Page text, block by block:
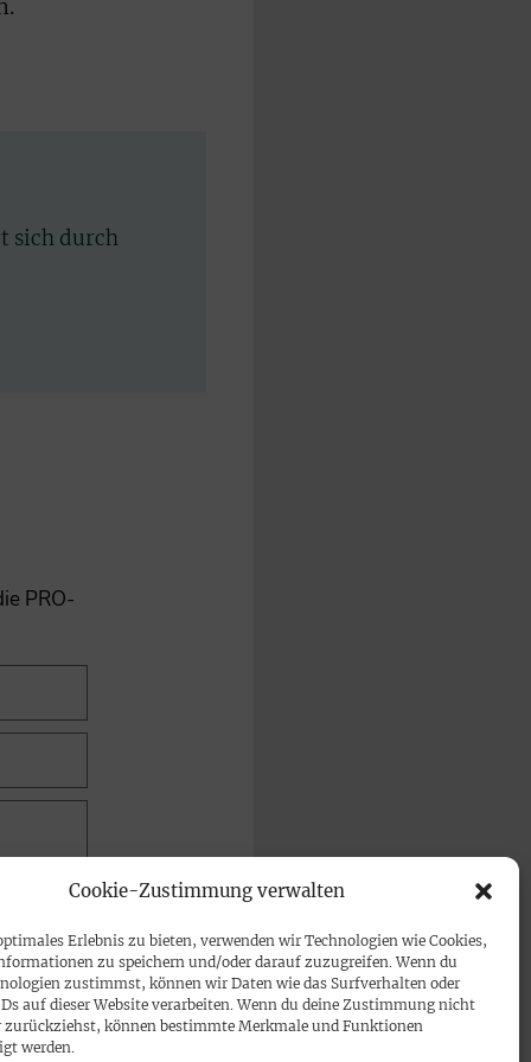
Cookie-Zustimmung verwalten
Erlebnis zu bieten, verwenden wir Technologien wie Cookies,
zu speichern und/oder darauf zuzugreifen. Wenn du
zustimmst, können wir Daten wie das Surfverhalten oder
auf dieser Website verarbeiten. Wenn du deine Zustimmung nicht
zurückziehst, können bestimmte Merkmale und Funktionen
werden.
sich durch
PRO-